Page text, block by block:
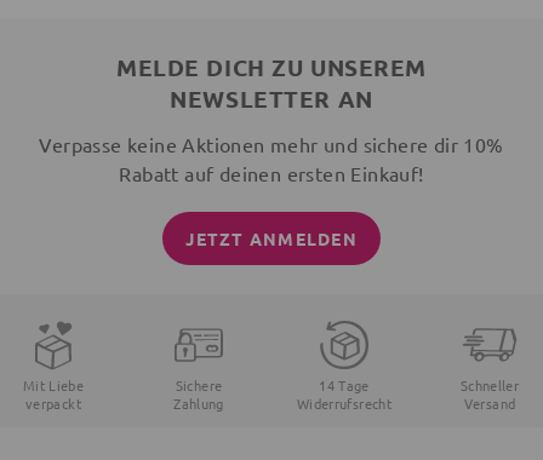
MELDE DICH ZU UNSEREM
NEWSLETTER AN
Verpasse keine Aktionen mehr und sichere dir 10%
Rabatt auf deinen ersten Einkauf!
JETZT ANMELDEN
Mit Liebe
verpackt
Sichere
Zahlung
14 Tage
Widerrufsrecht
Schneller
Versand